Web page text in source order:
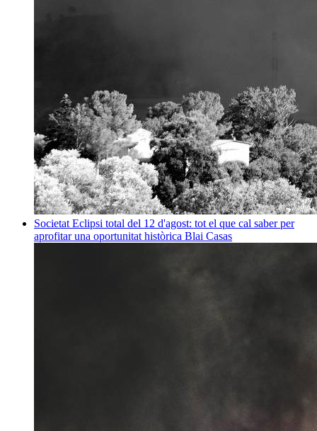
Societat Eclipsi total del 12 d'agost: tot el que cal saber per
aprofitar una oportunitat històrica Blai Casas